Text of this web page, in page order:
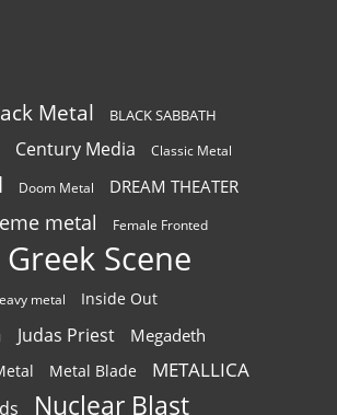
Metal BLACK SABBATH
Century Media Classic Metal
Doom Metal DREAM THEATER
metal Female Fronted
Greek Scene
metal Inside Out
Judas Priest Megadeth
Metal Blade METALLICA
Nuclear Blast